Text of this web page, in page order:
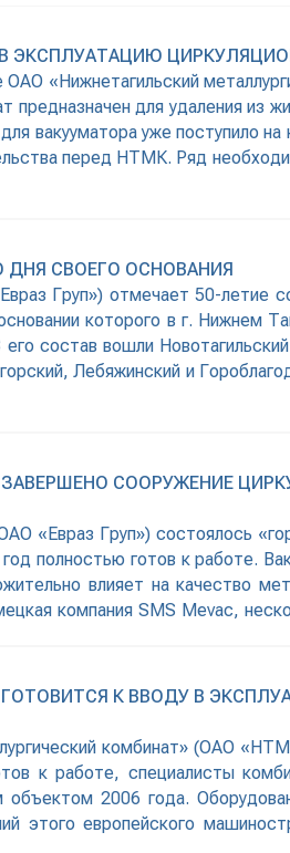
ЭКСПЛУАТАЦИЮ
«Нижнетагильский
предназначен для удаления из
вакууматора уже поступило
перед НТМК. Ряд
ДНЯ СВОЕГО ОСНОВАНИЯ
Груп») отмечает 50-летие
которого в г. Нижнем
состав вошли Новотагильский
Лебяжинский и
СООРУЖЕНИЕ
«Евраз Груп») состоялось
полностью готов к работе.
влияет на качество
компания SMS Mevaс,
К ВВОДУ В
комбинат» (ОАО
к работе, специалисты
2006 года.
этого европейского